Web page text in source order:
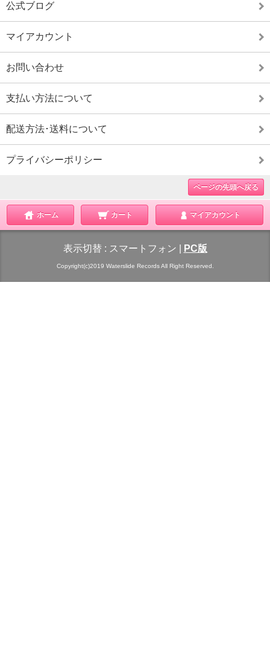
公式ブログ
マイアカウント
お問い合わせ
支払い方法について
配送方法･送料について
プライバシーポリシー
ページの先頭へ戻る
ホーム カート マイアカウント
表示切替 : スマートフォン PC版
Copyright(c)2019 Waterslide Records All Right Reserved.